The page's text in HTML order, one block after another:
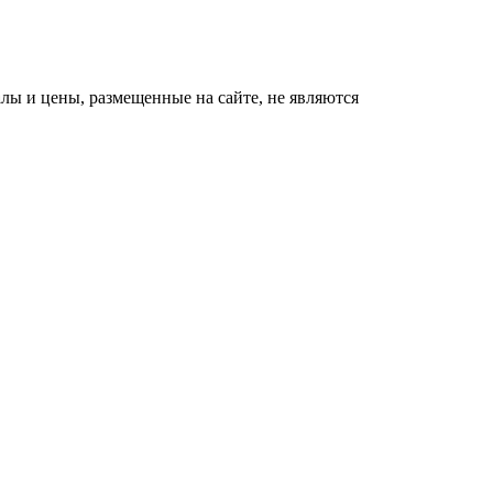
и цены, размещенные на сайте, не являются